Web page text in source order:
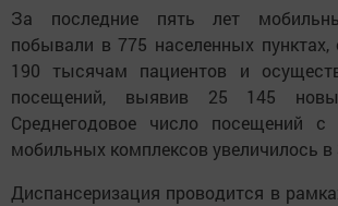
За последние пять лет
побывали в 775 населенных
190 тысячам пациентов и
посещений, выявив 25 145
Среднегодовое число посещений с
мобильных комплексов увеличилось в
Диспансеризация проводится в